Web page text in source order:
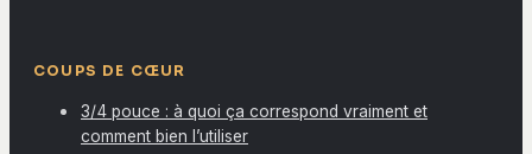
COUPS DE CŒUR
3/4 pouce : à quoi ça correspond vraiment et
comment bien l’utiliser